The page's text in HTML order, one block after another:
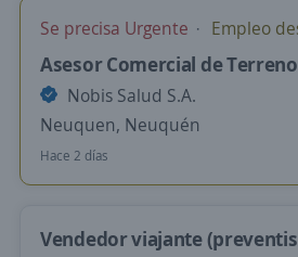
Se precisa Urgente Empleo
Asesor Comercial de
Nobis Salud S.A.
Neuquen, Neuquén
Hace 2 días
Vendedor viajante